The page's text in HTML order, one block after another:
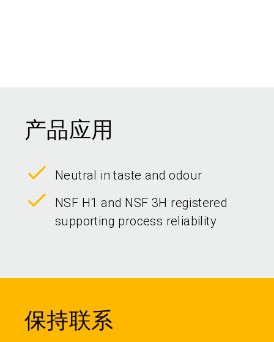
产品应用
Neutral in taste and odour
NSF H1 and NSF 3H registered
supporting process reliability
保持联系